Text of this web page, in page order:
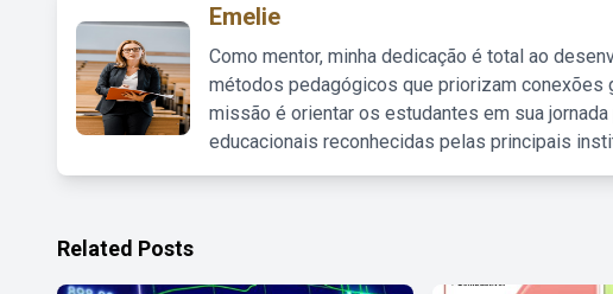
Emelie
Como mentor, minha dedicação é total ao
métodos pedagógicos que priorizam conexões
missão é orientar os estudantes em sua
educacionais reconhecidas pelas principais
Related Posts